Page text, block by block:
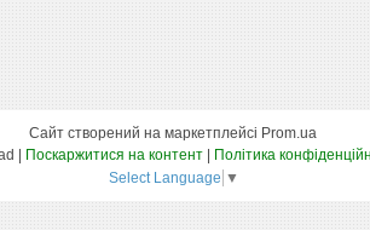
Сайт створений на маркетплейсі Prom.ua
Поскаржитися на контент
Політика
Select Language ▼